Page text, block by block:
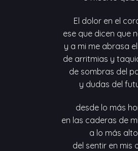
El dolor en el
ese que dicen que
y a mi me abrasa
de arritmias y
de sombras del
y dudas del
desde lo más
en las caderas de
a lo más alto
del sentir en mis